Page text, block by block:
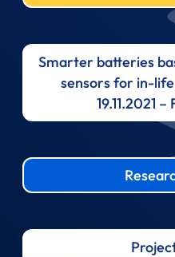
Smarter batteries
sensors for in-
19.11.2021